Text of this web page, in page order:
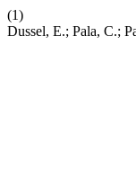
(1)
Dussel, E.; Pala, C.;